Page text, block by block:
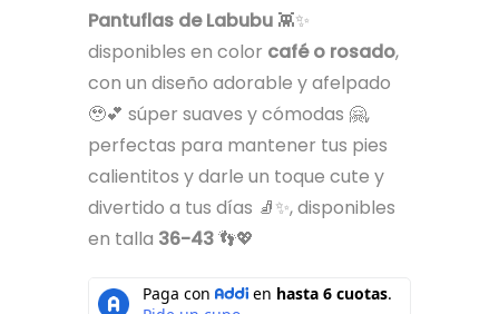
Pantuflas de Labubu 👾✨
disponibles en color café o rosado,
con un diseño adorable y afelpado
🥹💕 súper suaves y cómodas 🤗,
perfectas para mantener tus pies
calientitos y darle un toque cute y
divertido a tus días 🧦✨, disponibles
en talla 36-43👣💖